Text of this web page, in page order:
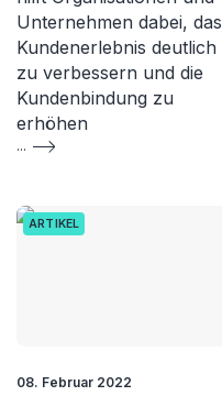
Unternehmen dabei, das
Kundenerlebnis deutlich
zu verbessern und die
Kundenbindung zu
erhöhen
...
ARTIKEL
08. Februar 2022